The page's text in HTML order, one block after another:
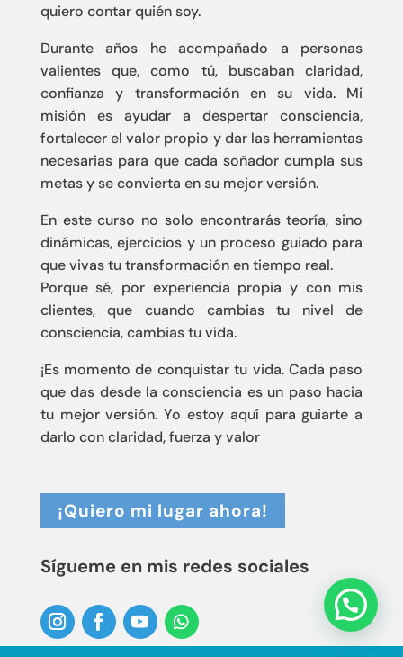
quiero contar quién soy.
Durante años he acompañado a personas
valientes que, como tú, buscaban claridad,
confianza y transformación en su vida. Mi
misión es ayudar a despertar consciencia,
fortalecer el valor propio y dar las herramientas
necesarias para que cada soñador cumpla sus
metas y se convierta en su mejor versión.
En este curso no solo encontrarás teoría, sino
dinámicas, ejercicios y un proceso guiado para
que vivas tu transformación en tiempo real.
Porque sé, por experiencia propia y con mis
clientes, que cuando cambias tu nivel de
consciencia, cambias tu vida.
¡Es momento de conquistar tu vida. Cada paso
que das desde la consciencia es un paso hacia
tu mejor versión. Yo estoy aquí para guiarte a
darlo con claridad, fuerza y valor
¡Quiero mi lugar ahora!
Sígueme en mis redes sociales